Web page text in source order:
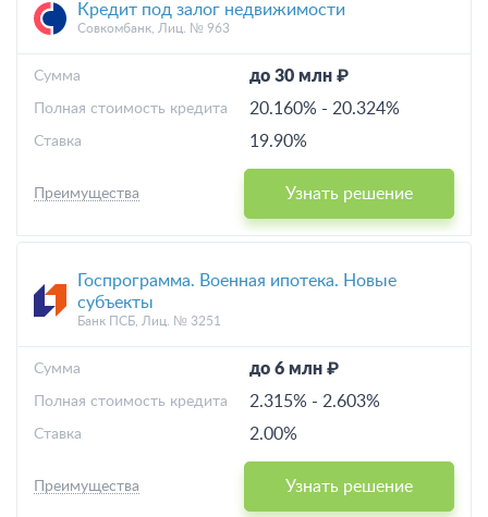
Кредит под залог недвижимости
Совкомбанк, Лиц. № 963
до 30 млн ₽
Cумма
20.160% - 20.324%
Полная стоимость кредита
19.90%
Ставка
Узнать решение
Преимущества
Госпрограмма. Военная ипотека. Новые
субъекты
Банк ПСБ, Лиц. № 3251
до 6 млн ₽
Cумма
2.315% - 2.603%
Полная стоимость кредита
2.00%
Ставка
Узнать решение
Преимущества